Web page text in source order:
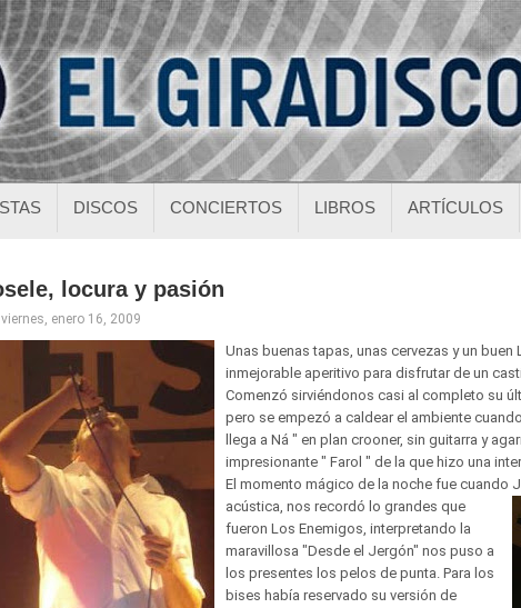
DISCOS CONCIERTOS LIBROS ARTÍCULOS
locura y pasión
viernes, enero 16, 2009
Unas buenas tapas, unas cervezas y un buen
inmejorable aperitivo para disfrutar de un
Comenzó sirviéndonos casi al completo su
pero se empezó a caldear el ambiente
llega a Ná " en plan crooner, sin guitarra y
impresionante " Farol " de la que hizo una
El momento mágico de la noche fue cuando
acústica, nos recordó lo grandes que
fueron Los Enemigos, interpretando la
maravillosa "Desde el Jergón" nos puso a
los presentes los pelos de punta. Para los
bises había reservado su versión de